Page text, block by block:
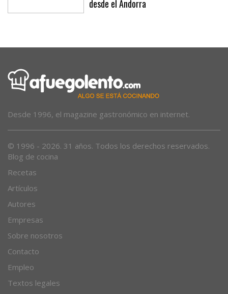
hasta 2030 tras cerrar su traspaso
Blog de cocina
Recetas
Artículos
Autores
Empresas
Sobre nosotros
Contacto
Empleo